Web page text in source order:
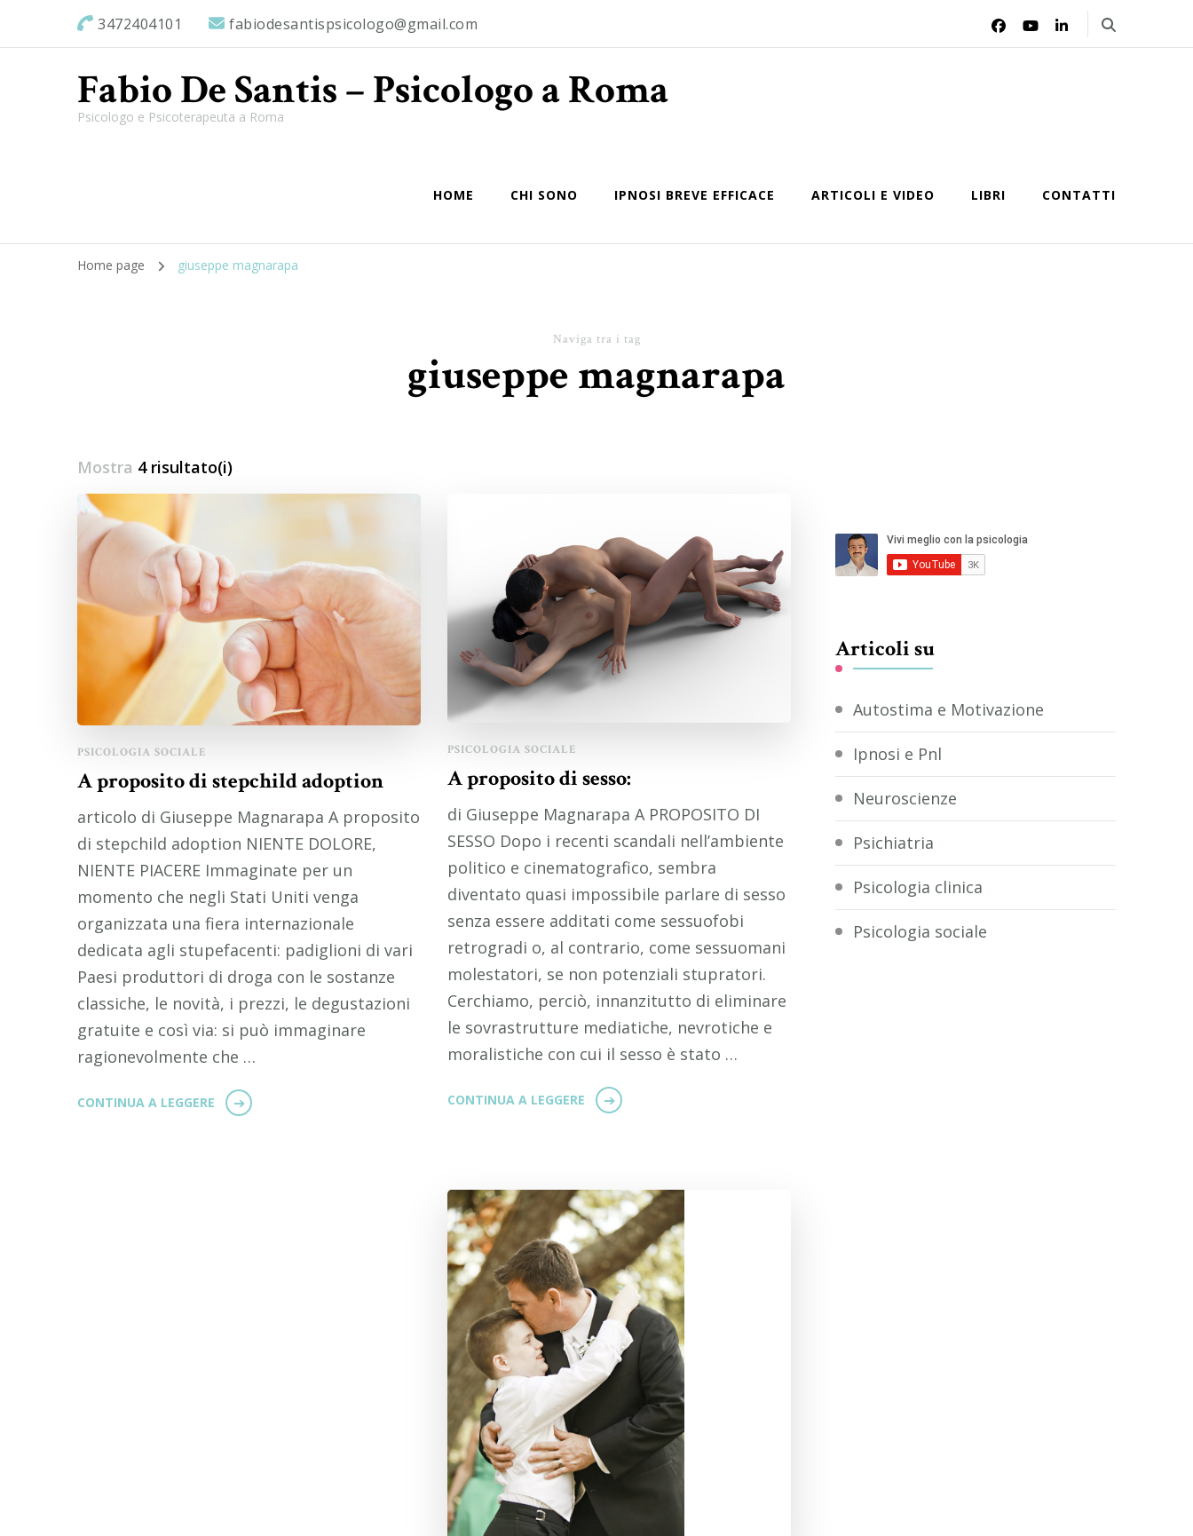
3472404101 fabiodesantispsicologo@gmail.com
Fabio De Santis – Psicologo a Roma
Psicologo e Psicoterapeuta a Roma
HOME CHI SONO IPNOSI BREVE EFFICACE ARTICOLI E VIDEO LIBRI CONTATTI
Home page giuseppe magnarapa
Naviga tra i tag
giuseppe magnarapa
Mostra 4 risultato(i)
PSICOLOGIA SOCIALE
A proposito di stepchild adoption
articolo di Giuseppe Magnarapa A proposito
di stepchild adoption NIENTE DOLORE,
NIENTE PIACERE Immaginate per un
momento che negli Stati Uniti venga
organizzata una fiera internazionale
dedicata agli stupefacenti: padiglioni di vari
Paesi produttori di droga con le sostanze
classiche, le novità, i prezzi, le degustazioni
gratuite e così via: si può immaginare
ragionevolmente che …
CONTINUA A LEGGERE
PSICOLOGIA SOCIALE
A proposito di sesso:
di Giuseppe Magnarapa A PROPOSITO DI
SESSO Dopo i recenti scandali nell’ambiente
politico e cinematografico, sembra
diventato quasi impossibile parlare di sesso
senza essere additati come sessuofobi
retrogradi o, al contrario, come sessuomani
molestatori, se non potenziali stupratori.
Cerchiamo, perciò, innanzitutto di eliminare
le sovrastrutture mediatiche, nevrotiche e
moralistiche con cui il sesso è stato …
CONTINUA A LEGGERE
Articoli su
Autostima e Motivazione
Ipnosi e Pnl
Neuroscienze
Psichiatria
Psicologia clinica
Psicologia sociale